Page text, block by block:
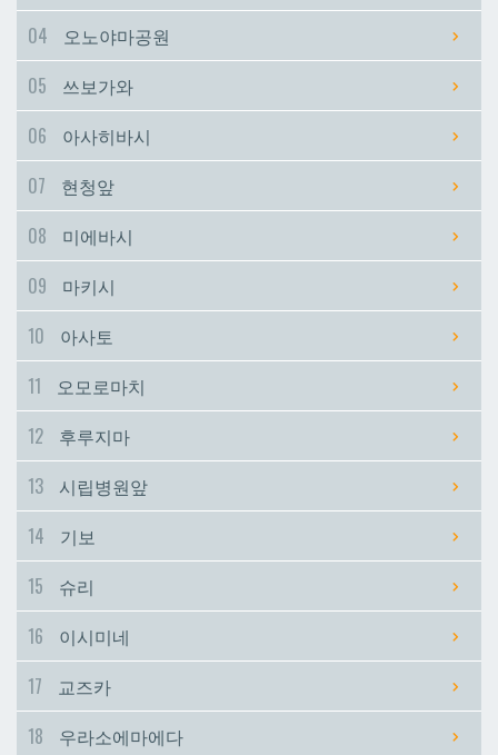
아사토
시립병원앞
이시미네
데다코우라니시
아사토
시립병원앞
이시미네
데다코우라니시
04
오노야마공원
05
쓰보가와
06
아사히바시
07
현청앞
08
미에바시
09
마키시
10
아사토
11
오모로마치
12
후루지마
13
시립병원앞
14
기보
15
슈리
16
이시미네
17
교즈카
18
우라소에마에다